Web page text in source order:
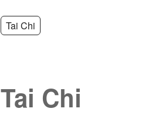
Tai Chi
Tai Chi